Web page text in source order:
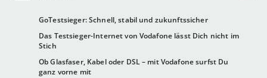
GoTestsieger: Schnell, stabil und zukunftssicher
Das Testsieger-Internet von Vodafone lässt Dich nicht im
Stich
Ob Glasfaser, Kabel oder DSL – mit Vodafone surfst Du
ganz vorne mit